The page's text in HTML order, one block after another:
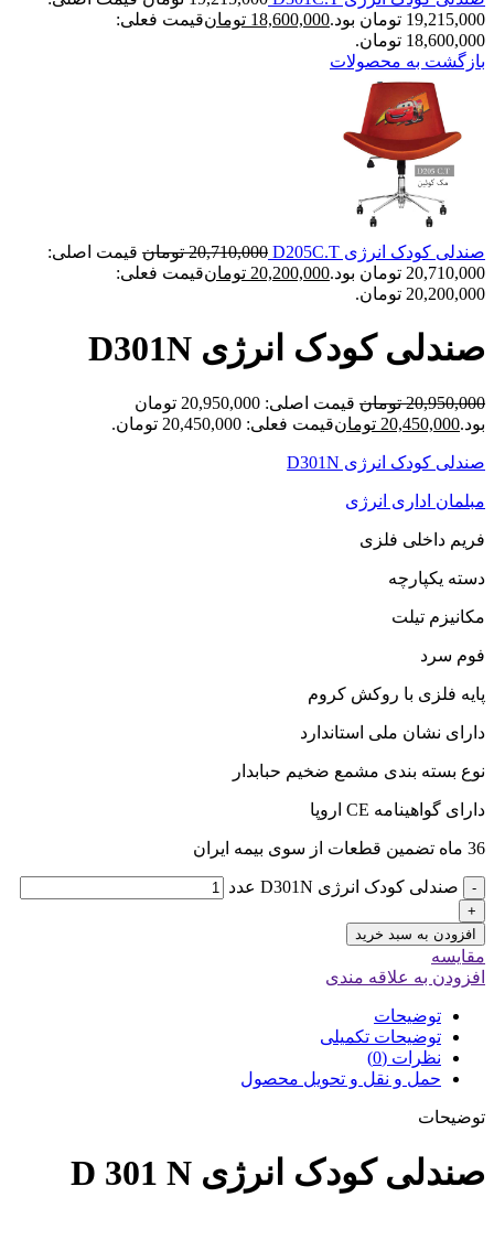
19,215,000 تومان بود.
18,600,000 تومانقیمت فعلی:
18,600,000 تومان.
بازگشت به محصولات
صندلی کودک انرژی D205C.T 20,710,000 تومان قیمت اصلی:
20,710,000 تومان بود.
20,200,000 تومانقیمت فعلی:
20,200,000 تومان.
صندلی کودک انرژی D301N
20,950,000 تومان
قیمت اصلی: 20,950,000 تومان
بود.20,450,000 تومانقیمت فعلی: 20,450,000 تومان.
صندلی کودک انرژی D301N
مبلمان اداری انرژی
فریم داخلی فلزی
دسته یکپارچه
مکانیزم تیلت
فوم سرد
پایه فلزی با روکش کروم
دارای نشان ملی استاندارد
نوع بسته بندی مشمع ضخیم حبابدار
دارای گواهینامه CE اروپا
36 ماه تضمین قطعات از سوی بیمه ایران
- صندلی کودک انرژی D301N عدد
+
افزودن به سبد خرید
مقایسه
افزودن به علاقه مندی
توضیحات
توضیحات تکمیلی
نظرات (0)
حمل و نقل و تحویل محصول
توضیحات
صندلی کودک انرژی D 301 N